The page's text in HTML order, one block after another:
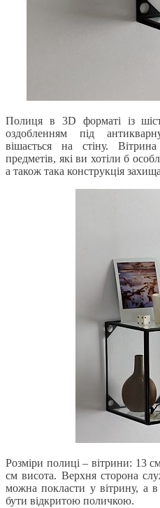
Полиця в 3D форматі із
оздобленням під
вішається на стіну.
предметів, які ви хотіли б
а також така конструкція
Розміри полиці – вітрини: 13
см висота. Верхня сторона
можна покласти у вітрину, а
бути відкритою поличкою.